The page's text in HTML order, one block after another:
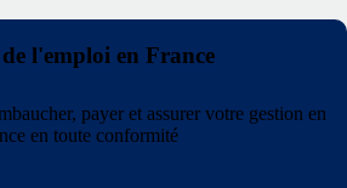
l'emploi en France
payer et assurer votre gestion en
en toute conformité